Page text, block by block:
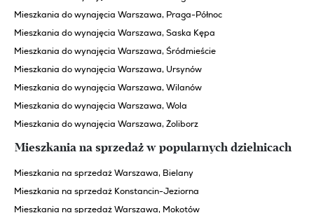
Mieszkania do wynajęcia Warszawa, Praga-Północ
Mieszkania do wynajęcia Warszawa, Saska Kępa
Mieszkania do wynajęcia Warszawa, Śródmieście
Mieszkania do wynajęcia Warszawa, Ursynów
Mieszkania do wynajęcia Warszawa, Wilanów
Mieszkania do wynajęcia Warszawa, Wola
Mieszkania do wynajęcia Warszawa, Żoliborz
Mieszkania na sprzedaż w popularnych dzielnicach
Mieszkania na sprzedaż Warszawa, Bielany
Mieszkania na sprzedaż Konstancin-Jeziorna
Mieszkania na sprzedaż Warszawa, Mokotów